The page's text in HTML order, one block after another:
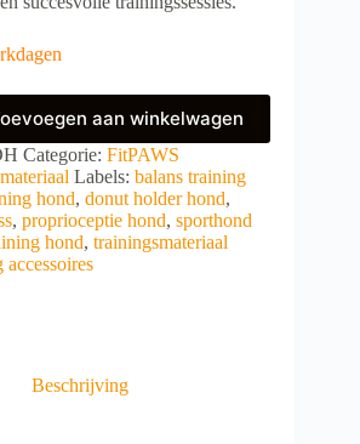
aan winkelwagen
Categorie: FitPAWS
Labels: balans training
hond, donut holder hond,
, proprioceptie hond, sporthond
hond, trainingsmateriaal
Beschrijving